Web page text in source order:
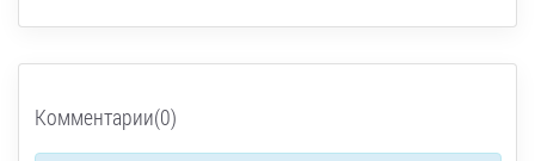
Комментарии(0)